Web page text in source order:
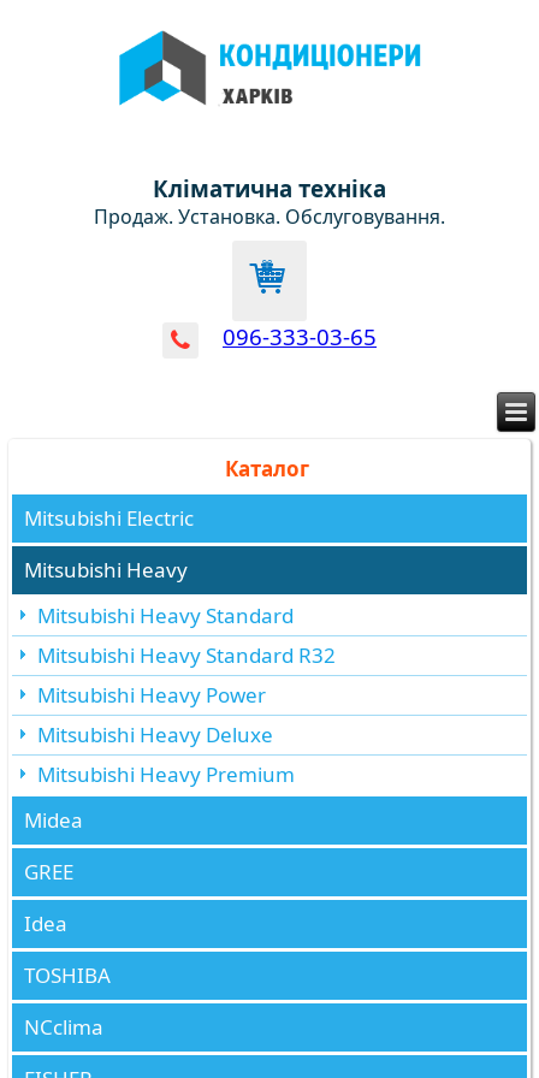
Кліматична техніка
Продаж. Установка. Обслуговування.
096-333-03-65
Каталог
Mitsubishi Electric
Mitsubishi Heavy
Mitsubishi Heavy Standard
Mitsubishi Heavy Standard R32
Mitsubishi Heavy Power
Mitsubishi Heavy Deluxe
Mitsubishi Heavy Premium
Midea
GREE
Idea
TOSHIBA
NCclima